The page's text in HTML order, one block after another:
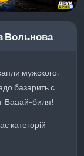
Вольнова
мужского,
базарить с
Вааай-биля!
категорій